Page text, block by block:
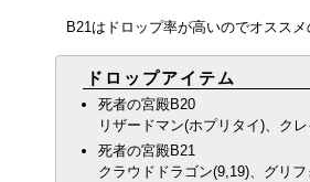
B21はドロップ率が高いのでオスス
ドロップアイテム
死者の宮殿B20
リザードマン(ホプリタイ)、ク
死者の宮殿B21
クラウドドラゴン(9,19)、グリ